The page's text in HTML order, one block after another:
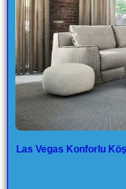
Las Vegas Konforlu